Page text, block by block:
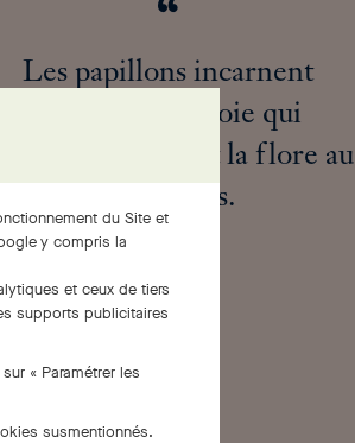
Les papillons incarnent
l'énergie et la joie qui
animent la faune et la flore au
printemps.
du Site et
y compris la
et ceux de tiers
supports publicitaires
« Paramétrer les
susmentionnés.